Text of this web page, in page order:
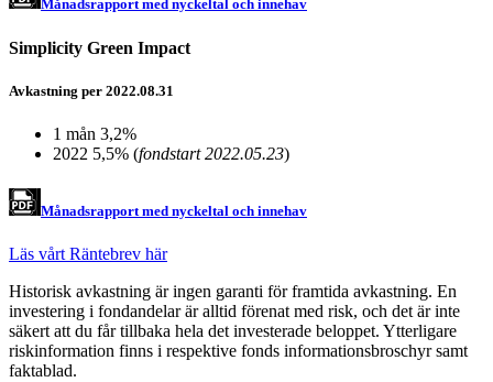
Månadsrapport med nyckeltal och innehav
Simplicity Green Impact
Avkastning per 2022.08.31
1 mån 3,2%
2022 5,5% (fondstart 2022.05.23)
Månadsrapport med nyckeltal och innehav
Läs vårt Räntebrev här
Historisk avkastning är ingen garanti för framtida avkastning. En
investering i fondandelar är alltid förenat med risk, och det är inte
säkert att du får tillbaka hela det investerade beloppet. Ytterligare
riskinformation finns i respektive fonds informationsbroschyr samt
faktablad.